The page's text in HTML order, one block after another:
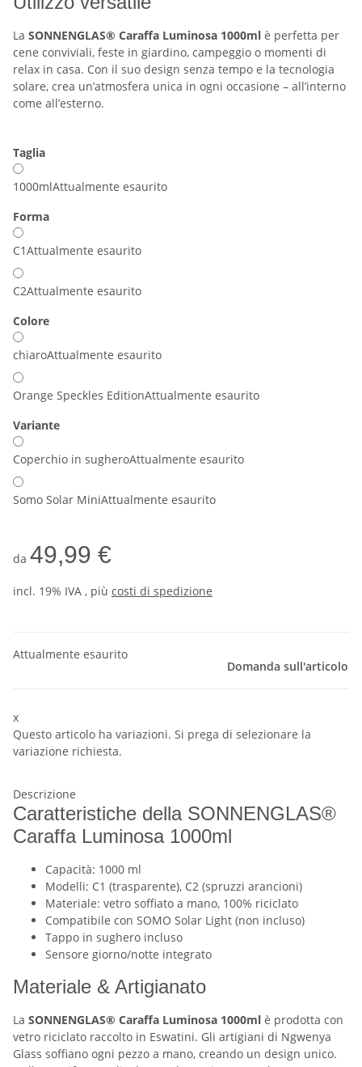
La SONNENGLAS® Caraffa Luminosa 1000ml è perfetta per
cene conviviali, feste in giardino, campeggio o momenti di
relax in casa. Con il suo design senza tempo e la tecnologia
solare, crea un’atmosfera unica in ogni occasione – all’interno
come all’esterno.
Taglia
1000mlAttualmente esaurito
Forma
C1Attualmente esaurito
C2Attualmente esaurito
Colore
chiaroAttualmente esaurito
Orange Speckles EditionAttualmente esaurito
Variante
Coperchio in sugheroAttualmente esaurito
Somo Solar MiniAttualmente esaurito
da 49,99 €
incl. 19% IVA , più costi di spedizione
Attualmente esaurito
Domanda sull'articolo
x
Questo articolo ha variazioni. Si prega di selezionare la
variazione richiesta.
Descrizione
Caratteristiche della SONNENGLAS®
Caraffa Luminosa 1000ml
Capacità: 1000 ml
Modelli: C1 (trasparente), C2 (spruzzi arancioni)
Materiale: vetro soffiato a mano, 100% riciclato
Compatibile con SOMO Solar Light (non incluso)
Tappo in sughero incluso
Sensore giorno/notte integrato
Materiale & Artigianato
La SONNENGLAS® Caraffa Luminosa 1000ml è prodotta con
vetro riciclato raccolto in Eswatini. Gli artigiani di Ngwenya
Glass soffiano ogni pezzo a mano, creando un design unico.